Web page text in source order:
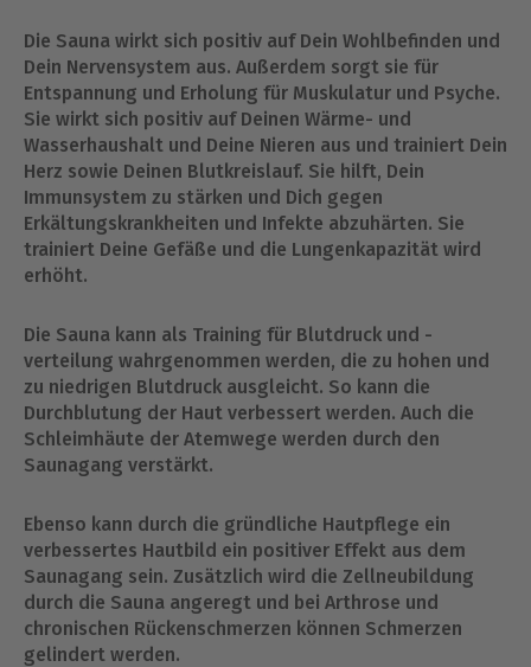
Die Sauna wirkt sich positiv auf Dein Wohlbefinden und
Dein Nervensystem aus. Außerdem sorgt sie für
Entspannung und Erholung für Muskulatur und Psyche.
Sie wirkt sich positiv auf Deinen Wärme- und
Wasserhaushalt und Deine Nieren aus und trainiert Dein
Herz sowie Deinen Blutkreislauf. Sie hilft, Dein
Immunsystem zu stärken und Dich gegen
Erkältungskrankheiten und Infekte abzuhärten. Sie
trainiert Deine Gefäße und die Lungenkapazität wird
erhöht.
Die Sauna kann als Training für Blutdruck und -
verteilung wahrgenommen werden, die zu hohen und
zu niedrigen Blutdruck ausgleicht. So kann die
Durchblutung der Haut verbessert werden. Auch die
Schleimhäute der Atemwege werden durch den
Saunagang verstärkt.
Ebenso kann durch die gründliche Hautpflege ein
verbessertes Hautbild ein positiver Effekt aus dem
Saunagang sein. Zusätzlich wird die Zellneubildung
durch die Sauna angeregt und bei Arthrose und
chronischen Rückenschmerzen können Schmerzen
gelindert werden.